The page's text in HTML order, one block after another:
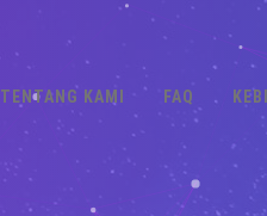
TENTANG KAMI FAQ